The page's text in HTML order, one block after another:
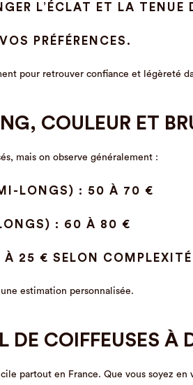
L’ÉCLAT ET LA TENUE
PRÉFÉRENCES.
pour retrouver confiance et légèreté
COULEUR ET
mais on observe généralement :
LONGS) : 50 À 70 €
: 60 À 80 €
À 25 € SELON COMPLEXITÉ
estimation personnalisée.
DE COIFFEUSES À
partout en France. Que vous soyez